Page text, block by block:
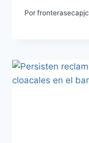
Porfronterasecapjc